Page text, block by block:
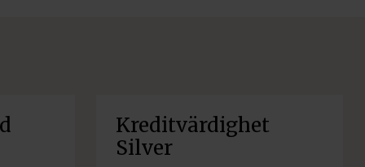
Kreditvärdighet
Silver